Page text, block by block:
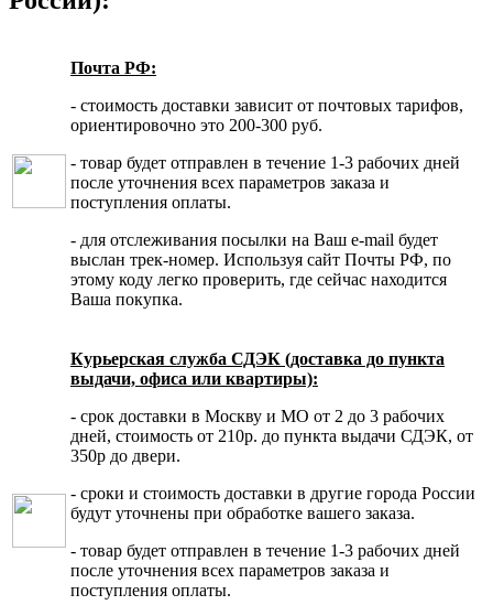
Почта РФ:
- стоимость доставки зависит от почтовых тарифов,
ориентировочно это 200-300 руб.
- товар будет отправлен в течение 1-3 рабочих дней
после уточнения всех параметров заказа и
поступления оплаты.
- для отслеживания посылки на Ваш e-mail будет
выслан трек-номер. Используя сайт Почты РФ, по
этому коду легко проверить, где сейчас находится
Ваша покупка.
Курьерская служба СДЭК (доставка до пункта
выдачи, офиса или квартиры):
- срок доставки в Москву и МО от 2 до 3 рабочих
дней, стоимость от 210р. до пункта выдачи СДЭК, от
350р до двери.
- сроки и стоимость доставки в другие города России
будут уточнены при обработке вашего заказа.
- товар будет отправлен в течение 1-3 рабочих дней
после уточнения всех параметров заказа и
поступления оплаты.